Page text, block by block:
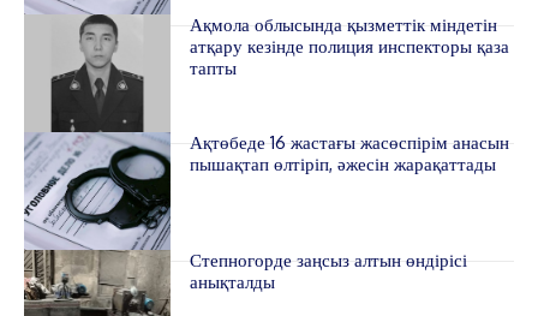
Ақмола облысында қызметтік міндетін
атқару кезінде полиция инспекторы қаза
тапты
Ақтөбеде 16 жастағы жасөспірім анасын
пышақтап өлтіріп, әжесін жарақаттады
Степногорде заңсыз алтын өндірісі
анықталды